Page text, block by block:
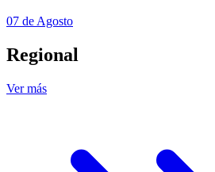
07 de Agosto
Regional
Ver más